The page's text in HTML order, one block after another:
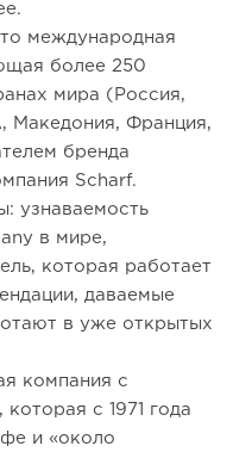
международная
более 250
мира (Россия,
Македония, Франция,
бренда
Scharf.
узнаваемость
в мире,
которая работает
даваемые
в уже открытых
компания с
с 1971 года
и «около